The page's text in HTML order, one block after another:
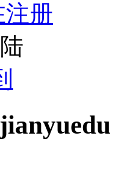
册
yuedu